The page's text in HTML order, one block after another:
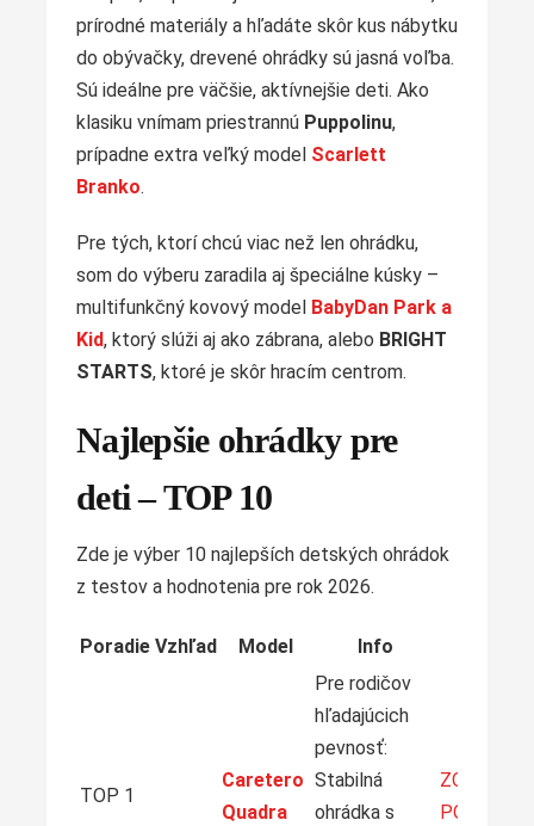
prírodné materiály a hľadáte skôr kus nábytku
do obývačky, drevené ohrádky sú jasná voľba.
Sú ideálne pre väčšie, aktívnejšie deti. Ako
klasiku vnímam priestrannú Puppolinu,
prípadne extra veľký model Scarlett
Branko.
Pre tých, ktorí chcú viac než len ohrádku,
som do výberu zaradila aj špeciálne kúsky –
multifunkčný kovový model BabyDan Park a
Kid, ktorý slúži aj ako zábrana, alebo BRIGHT
STARTS, ktoré je skôr hracím centrom.
Najlepšie ohrádky pre
deti – TOP 10
Zde je výber 10 najlepších detských ohrádok
z testov a hodnotenia pre rok 2026.
Poradie Vzhľad Model Info
TOP 1
Caretero
Quadra
Pre rodičov
hľadajúcich
pevnosť:
Stabilná
ohrádka s
ZOBRAZIŤ
PONUKU